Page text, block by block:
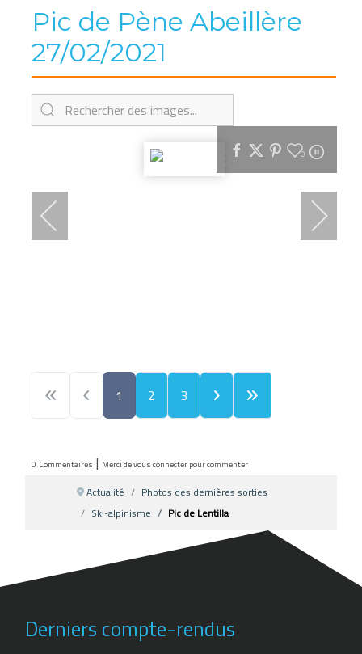
Pic de Pène Abeillère
27/02/2021
0
1 2 3
0 Commentaires | Merci de vous connecter pour commenter
Actualité
Photos des dernières sorties
Ski-alpinisme
Pic de Lentilla
Derniers compte-rendus